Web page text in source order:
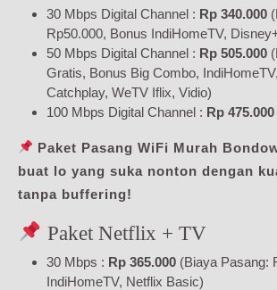
30 Mbps Digital Channel : Rp 340.000
Rp50.000, Bonus IndiHomeTV,
50 Mbps Digital Channel : Rp 505.000
Gratis, Bonus Big Combo,
Catchplay, WeTV Iflix, Vidio)
100 Mbps Digital Channel : Rp 475.000
Paket Pasang WiFi Murah
buat lo yang suka nonton dengan
tanpa buffering!
Paket Netflix + TV
30 Mbps : Rp 365.000 (Biaya Pasang:
IndiHomeTV, Netflix Basic)